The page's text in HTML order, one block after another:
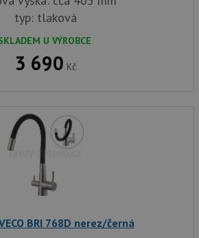
typ: tlaková
U VÝROBCE
3 690 Kč
BRI 768D nerez/černá
cílení
Funkční soubory
Nezařazené soubory
soubory cookie umožňují základní
stránek, jako je přihlášení
účtu. Webové stránky nelze bez
souborů cookie správně používat.
Doména